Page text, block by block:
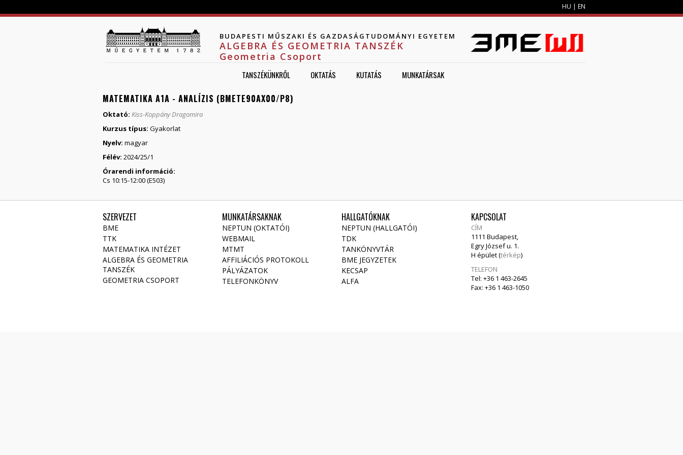
HU | EN
BUDAPESTI MŰSZAKI ÉS GAZDASÁGTUDOMÁNYI EGYETEM
ALGEBRA ÉS GEOMETRIA TANSZÉK
Geometria Csoport
TANSZÉKÜNKRŐL OKTATÁS KUTATÁS MUNKATÁRSAK
MATEMATIKA A1A - ANALÍZIS (BMETE90AX00/P8)
Oktató: Kiss-Koppány Dragomira
Kurzus típus: Gyakorlat
Nyelv: magyar
Félév: 2024/25/1
Órarendi információ:
Cs 10:15-12:00 (E503)
SZERVEZET
BME
TTK
MATEMATIKA INTÉZET
ALGEBRA ÉS GEOMETRIA
TANSZÉK
GEOMETRIA CSOPORT
MUNKATÁRSAKNAK
NEPTUN (OKTATÓI)
WEBMAIL
MTMT
AFFILIÁCIÓS PROTOKOLL
PÁLYÁZATOK
TELEFONKÖNYV
HALLGATÓKNAK
NEPTUN (HALLGATÓI)
TDK
TANKÖNYVTÁR
BME JEGYZETEK
KECSAP
ALFA
KAPCSOLAT
CÍM
1111 Budapest,
Egry József u. 1.
H épület (térkép)
TELEFON
Tel: +36 1 463-2645
Fax: +36 1 463-1050